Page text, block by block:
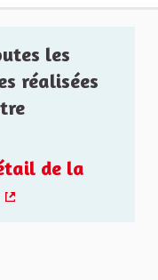
les
réalisées
de la